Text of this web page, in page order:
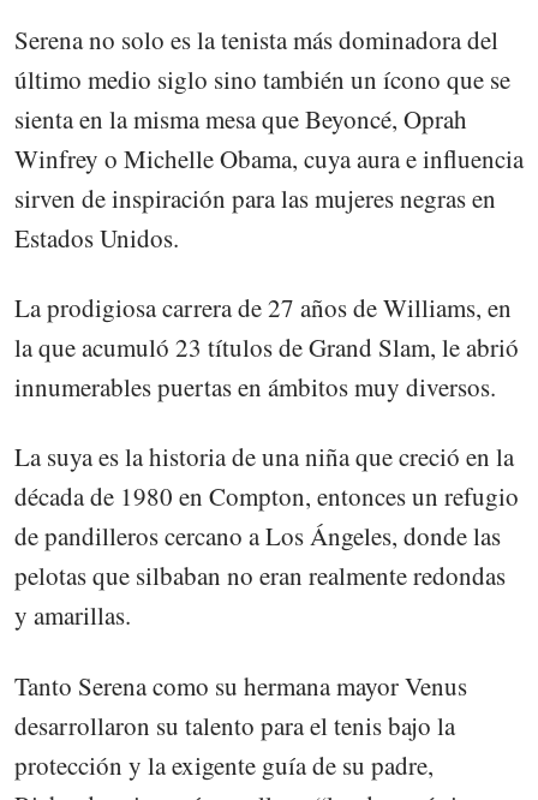
Serena no solo es la tenista más dominadora del
último medio siglo sino también un ícono que se
sienta en la misma mesa que Beyoncé, Oprah
Winfrey o Michelle Obama, cuya aura e influencia
sirven de inspiración para las mujeres negras en
Estados Unidos.
La prodigiosa carrera de 27 años de Williams, en
la que acumuló 23 títulos de Grand Slam, le abrió
innumerables puertas en ámbitos muy diversos.
La suya es la historia de una niña que creció en la
década de 1980 en Compton, entonces un refugio
de pandilleros cercano a Los Ángeles, donde las
pelotas que silbaban no eran realmente redondas
y amarillas.
Tanto Serena como su hermana mayor Venus
desarrollaron su talento para el tenis bajo la
protección y la exigente guía de su padre,